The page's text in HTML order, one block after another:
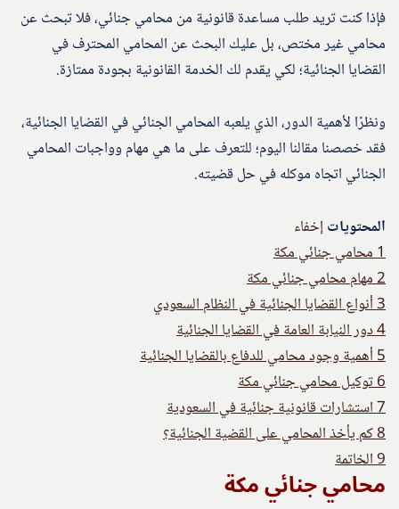
فإذا كنت تريد طلب مساعدة قانونية من محامي جنائي، فلا تبحث عن
محامي غير مختص، بل عليك البحث عن المحامي المحترف في
القضايا الجنائية؛ لكي يقدم لك الخدمة القانونية بجودة ممتازة.
ونظرًا لأهمية الدور، الذي يلعبه المحامي الجنائي في القضايا الجنائية،
فقد خصصنا مقالنا اليوم؛ للتعرف على ما هي مهام وواجبات المحامي
الجنائي اتجاه موكله في حل قضيته.
المحتوياتإخفاء
1محامي جنائي مكة
2مهام محامي جنائي مكة
3أنواع القضايا الجنائية في النظام السعودي
4دور النيابة العامة في القضايا الجنائية
5أهمية وجود محامي للدفاع بالقضايا الجنائية
6توكيل محامي جنائي مكة
7استشارات قانونية جنائية في السعودية
8كم يأخذ المحامي على القضية الجنائية؟
9الخاتمة
محامي جنائي مكة